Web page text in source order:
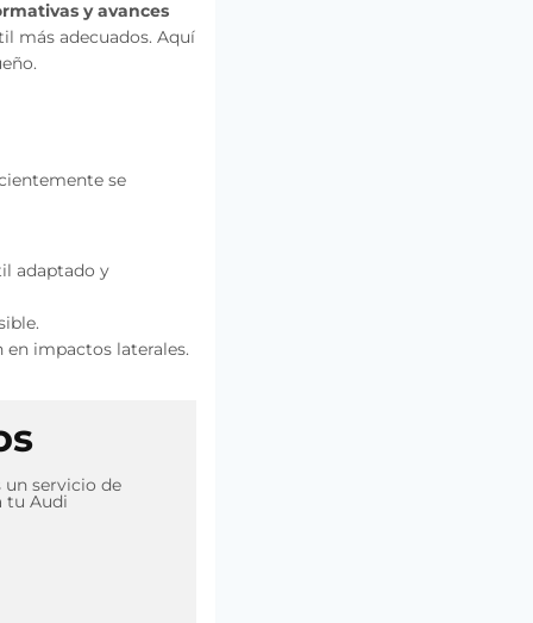
y avances
más adecuados. Aquí
se
adaptado y
impactos laterales.
un servicio de
tu Audi